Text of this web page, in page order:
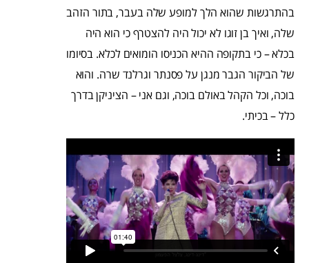
בהתרגשות שהוא הלך למופע שלה בעבר, בתור הזהב
שלה, ואיך בן זוגו לא יכול היה להצטרף כי הוא היה
בכלא – כי בתקופה ההיא הכניסו הומואים לכלא. בסיומו
של הביקור הגבר מנגן על פסנתר וגרלנד שרה. והוא
בוכה, וכל הקהל באולם בוכה, וגם אני – הציניקן בדרך
כלל – בכיתי.